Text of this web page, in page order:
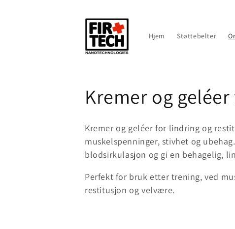
Hjem Støttebelter
S
a
m
l
i
Kremer og
Kremer og geléer for lindring og
muskelspenninger, stivhet og
blodsirkulasjon og gi en behagelig,
Perfekt for bruk etter trening, ved
restitusjon og velvære.